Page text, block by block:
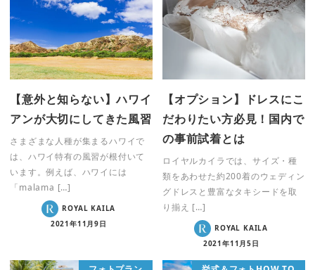
【意外と知らない】ハワイ
アンが大切にしてきた風習
さまざまな人種が集まるハワイで
は、ハワイ特有の風習が根付いて
います。例えば、ハワイには
「malama […]
ROYAL KAILA
2021年11月9日
【オプション】ドレスにこ
だわりたい方必見！国内で
の事前試着とは
ロイヤルカイラでは、サイズ・種
類をあわせた約200着のウェディン
グドレスと豊富なタキシードを取
り揃え […]
ROYAL KAILA
2021年11月5日